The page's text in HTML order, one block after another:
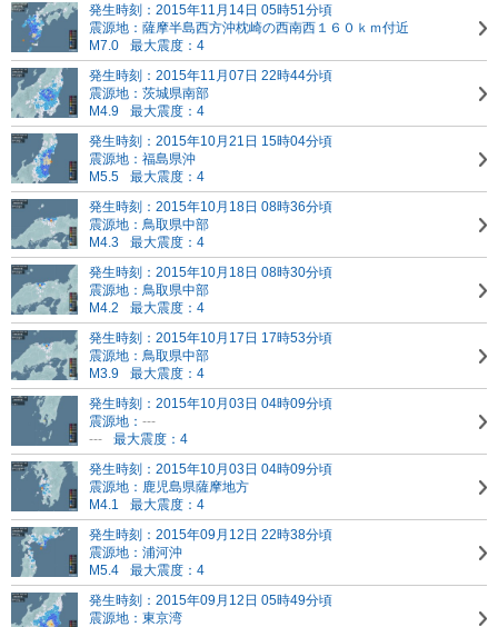
発生時刻：2015年11月14日 05時51分頃
震源地：薩摩半島西方沖枕崎の西南西１６０ｋｍ付近
M7.0
最大震度：4
発生時刻：2015年11月07日 22時44分頃
震源地：茨城県南部
M4.9
最大震度：4
発生時刻：2015年10月21日 15時04分頃
震源地：福島県沖
M5.5
最大震度：4
発生時刻：2015年10月18日 08時36分頃
震源地：鳥取県中部
M4.3
最大震度：4
発生時刻：2015年10月18日 08時30分頃
震源地：鳥取県中部
M4.2
最大震度：4
発生時刻：2015年10月17日 17時53分頃
震源地：鳥取県中部
M3.9
最大震度：4
発生時刻：2015年10月03日 04時09分頃
震源地： ---
---
最大震度：4
発生時刻：2015年10月03日 04時09分頃
震源地：鹿児島県薩摩地方
M4.1
最大震度：4
発生時刻：2015年09月12日 22時38分頃
震源地：浦河沖
M5.4
最大震度：4
発生時刻：2015年09月12日 05時49分頃
震源地：東京湾